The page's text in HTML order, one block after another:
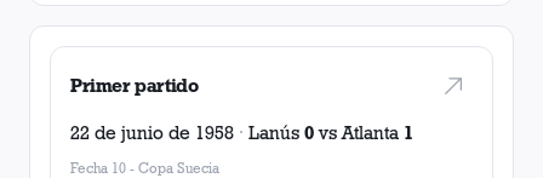
Primer partido
22 de junio de 1958 · Lanús 0vs Atlanta 1
Fecha 10 - Copa Suecia